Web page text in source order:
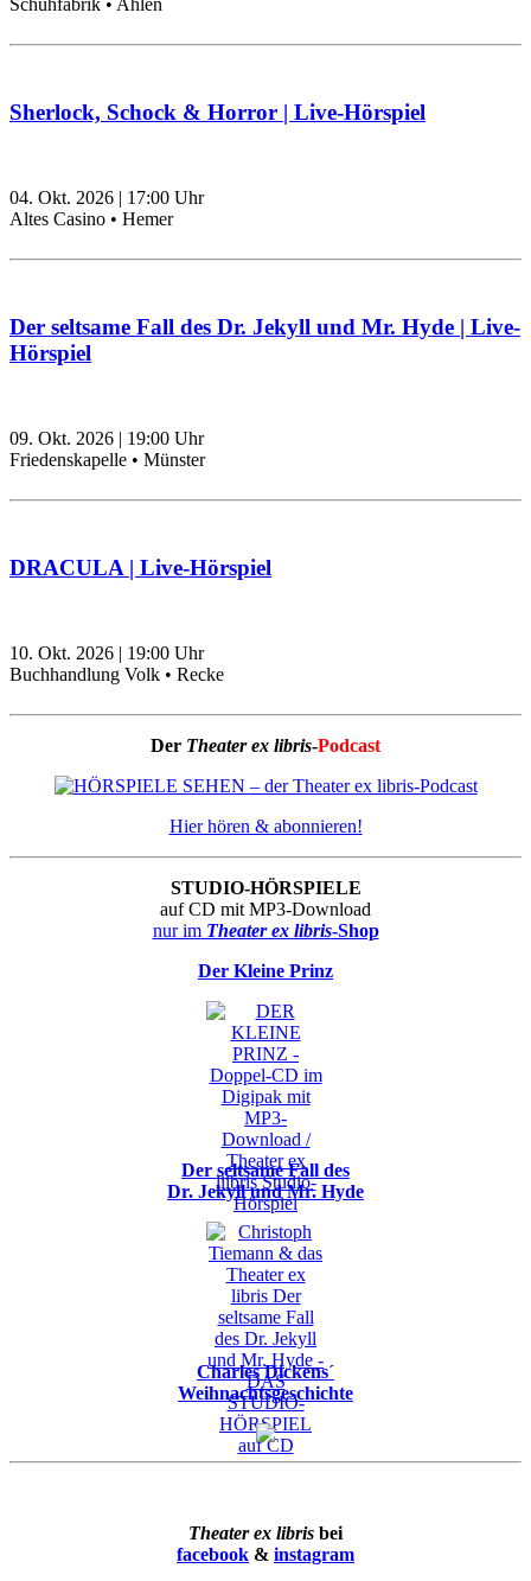
Schuhfabrik • Ahlen
Sherlock, Schock & Horror | Live-Hörspiel
04. Okt. 2026 | 17:00 Uhr
Altes Casino • Hemer
Der seltsame Fall des Dr. Jekyll und Mr. Hyde | Live-
Hörspiel
09. Okt. 2026 | 19:00 Uhr
Friedenskapelle • Münster
DRACULA | Live-Hörspiel
10. Okt. 2026 | 19:00 Uhr
Buchhandlung Volk • Recke
Der Theater ex libris-Podcast
Hier hören & abonnieren!
STUDIO-HÖRSPIELE
auf CD mit MP3-Download
nur imTheater ex libris-Shop
Der Kleine Prinz
Der seltsame Fall des
Dr. Jekyll und Mr. Hyde
Charles Dickens´
Weihnachtsgeschichte
Theater ex libris bei
facebook & instagram